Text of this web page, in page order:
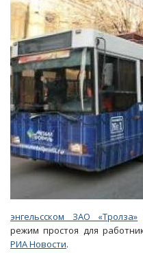
мебельной
фабрики
энгельсском ЗАО «Тролза»
режим простоя для
РИА Новости.